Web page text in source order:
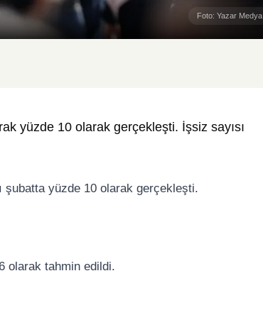
Foto: Yazar Medya
yüzde 10 olarak gerçekleşti. İşsiz sayısı
yüzde 10 olarak gerçekleşti.
olarak tahmin edildi.